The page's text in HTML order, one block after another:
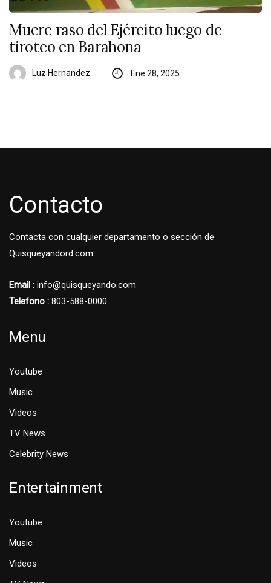
Muere raso del Ejército luego de
tiroteo en Barahona
Luz Hernandez Ene 28, 2025
Contacto
Contacta con cualquier departamento o sección de
Quisqueyandord.com
Email : info@quisqueyando.com
Telefono : 803-588-0000
Menu
Youtube
Music
Videos
TV News
Celebrity News
Entertainment
Youtube
Music
Videos